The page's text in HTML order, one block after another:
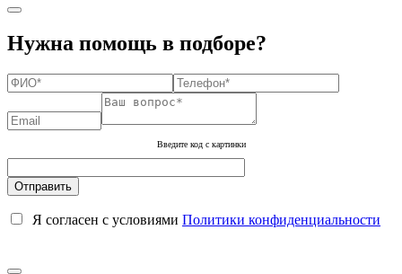
Нужна помощь в подборе?
Введите код с картинки
Я согласен с условиями Политики конфиденциальности